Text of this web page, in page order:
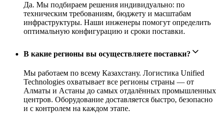
Да. Мы подбираем решения индивидуально: по
техническим требованиям, бюджету и масштабам
инфраструктуры. Наши инженеры помогут определить
оптимальную конфигурацию и сроки поставки.
В какие регионы вы осуществляете поставки?
Мы работаем по всему Казахстану. Логистика Unified
Technologies охватывает все регионы страны — от
Алматы и Астаны до самых отдалённых промышленных
центров. Оборудование доставляется быстро, безопасно
и с контролем на каждом этапе.